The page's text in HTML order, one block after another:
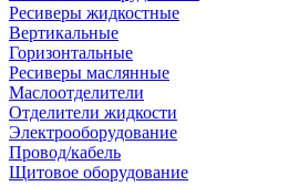
Ресиверы жидкостные
Вертикальные
Горизонтальные
Ресиверы маслянные
Маслоотделители
Отделители жидкости
Электрооборудование
Провод/кабель
Щитовое оборудование